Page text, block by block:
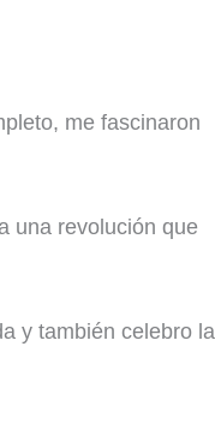
me fascinaron
una revolución que
y también celebro la